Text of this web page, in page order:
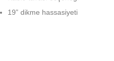
19” dikme hassasiyeti